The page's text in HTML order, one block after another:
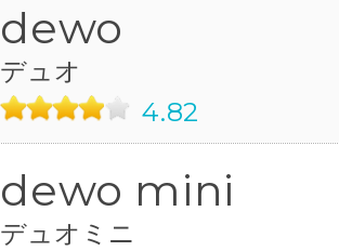
dewo
デュオ
4.82
dewo mini
デュオミニ